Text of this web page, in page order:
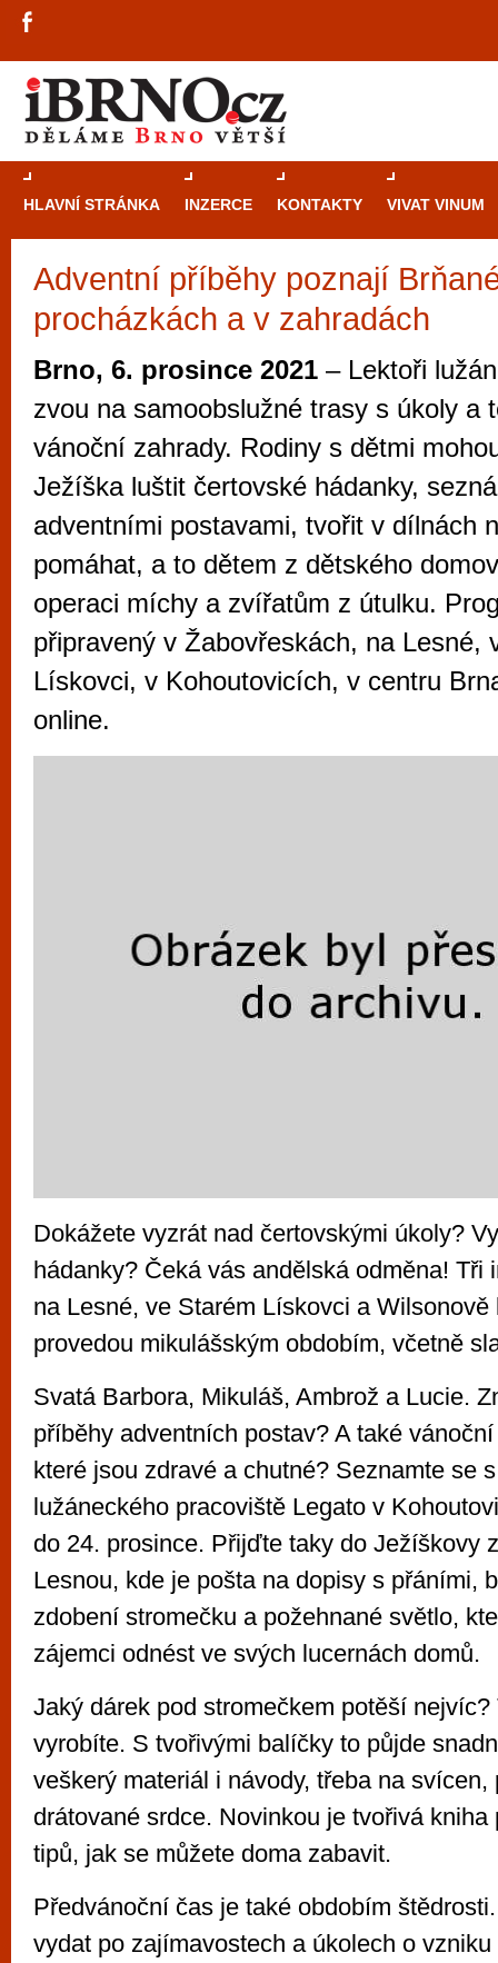
HLAVNÍ STRÁNKA INZERCE KONTAKTY VIVAT VINUM
Adventní příběhy poznají
procházkách a v zahradách
Brno, 6. prosince 2021 – Lektoři
zvou na samoobslužné trasy s úkoly a
vánoční zahrady. Rodiny s dětmi
Ježíška luštit čertovské hádanky,
adventními postavami, tvořit v dílnách
pomáhat, a to dětem z dětského
operaci míchy a zvířatům z útulku.
připravený v Žabovřeskách, na Lesné,
Lískovci, v Kohoutovicích, v centru
online.
Dokážete vyzrát nad čertovskými úkoly?
hádanky? Čeká vás andělská odměna! Tři
na Lesné, ve Starém Lískovci a Wilsonově
provedou mikulášským obdobím, včetně
Svatá Barbora, Mikuláš, Ambrož a Lucie.
příběhy adventních postav? A také
které jsou zdravé a chutné? Seznamte se
lužáneckého pracoviště Legato v
do 24. prosince. Přijďte taky do Ježíškovy
Lesnou, kde je pošta na dopisy s přáními,
zdobení stromečku a požehnané světlo,
zájemci odnést ve svých lucernách domů.
Jaký dárek pod stromečkem potěší nejvíc?
vyrobíte. S tvořivými balíčky to půjde
veškerý materiál i návody, třeba na svícen,
drátované srdce. Novinkou je tvořivá
tipů, jak se můžete doma zabavit.
Předvánoční čas je také obdobím
vydat po zajímavostech a úkolech o
Průvodce
Brně: Od
Brno je
zajímavé
restaurace,
Mimo jiné je ale také místem, kde si
vyzkoušet různé kasinové hry. V
metropoli naleznete širokou nabídku her
po moderní automaty jak pro pravidelné
příležitostné hráče. V...